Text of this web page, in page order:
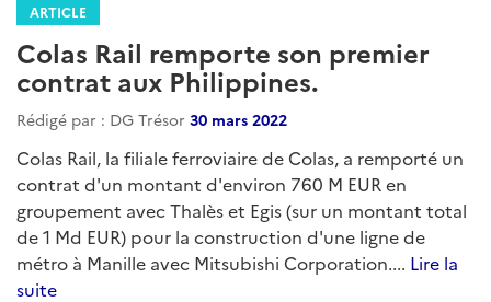
ARTICLE
Colas Rail remporte son premier
contrat aux Philippines.
Rédigé par : DG Trésor 30 mars 2022
Colas Rail, la filiale ferroviaire de Colas, a remporté un
contrat d'un montant d'environ 760 M EUR en
groupement avec Thalès et Egis (sur un montant total
de 1 Md EUR) pour la construction d'une ligne de
métro à Manille avec Mitsubishi Corporation.... Lire la
suite